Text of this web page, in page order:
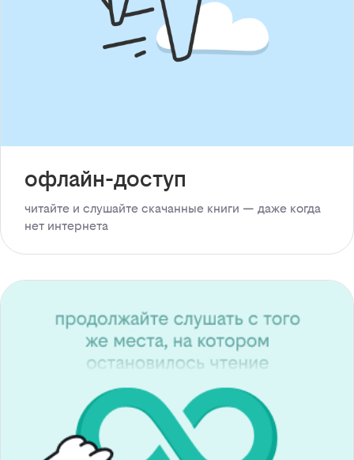
офлайн-доступ
читайте и слушайте скачанные книги — даже когда
нет интернета